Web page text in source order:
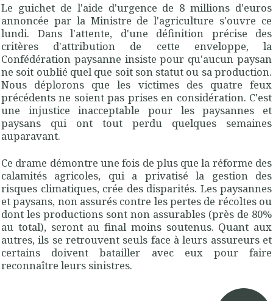
Le guichet de l'aide d'urgence de 8 millions d'euros
annoncée par la Ministre de l'agriculture s'ouvre ce
lundi. Dans l'attente, d'une définition précise des
critères d'attribution de cette enveloppe, la
Confédération paysanne insiste pour qu'aucun paysan
ne soit oublié quel que soit son statut ou sa production.
Nous déplorons que les victimes des quatre feux
précédents ne soient pas prises en considération. C'est
une injustice inacceptable pour les paysannes et
paysans qui ont tout perdu quelques semaines
auparavant.
Ce drame démontre une fois de plus que la réforme des
calamités agricoles, qui a privatisé la gestion des
risques climatiques, crée des disparités. Les paysannes
et paysans, non assurés contre les pertes de récoltes ou
dont les productions sont non assurables (près de 80%
au total), seront au final moins soutenus. Quant aux
autres, ils se retrouvent seuls face à leurs assureurs et
certains doivent batailler avec eux pour faire
reconnaître leurs sinistres.